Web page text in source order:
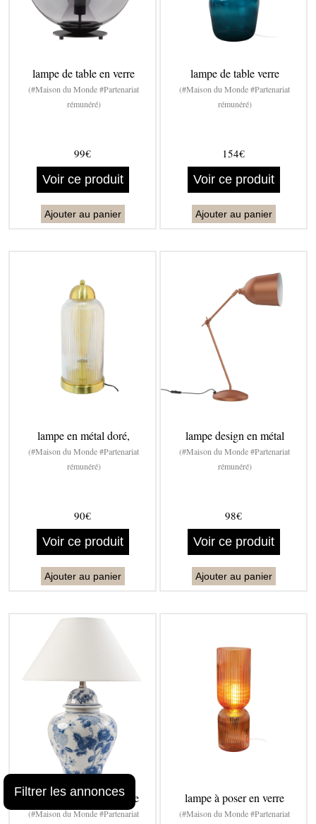
lampe de table en verre
(#Maison du Monde #Partenariat
rémunéré)
99€
Voir ce produit
Ajouter au panier
lampe de table verre
(#Maison du Monde #Partenariat
rémunéré)
154€
Voir ce produit
Ajouter au panier
lampe en métal doré,
(#Maison du Monde #Partenariat
rémunéré)
90€
Voir ce produit
Ajouter au panier
lampe design en métal
(#Maison du Monde #Partenariat
rémunéré)
98€
Voir ce produit
Ajouter au panier
lampe à poser porcelaine
(#Maison du Monde #Partenariat
lampe à poser en verre
(#Maison du Monde #Partenariat
Filtrer les annonces